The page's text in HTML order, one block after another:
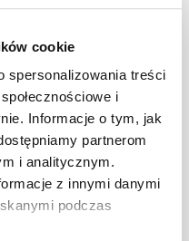
cookie
spersonalizowania treści
i
Informacje o tym, jak
partnerom
i analitycznym.
z innymi danymi
podczas
kpl
kpl –